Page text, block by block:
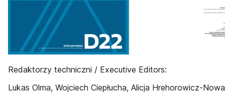
Redaktorzy techniczni / Executive Editors:
Lukas Olma, Wojciech Ciepłucha, Alicja Hrehorowicz-